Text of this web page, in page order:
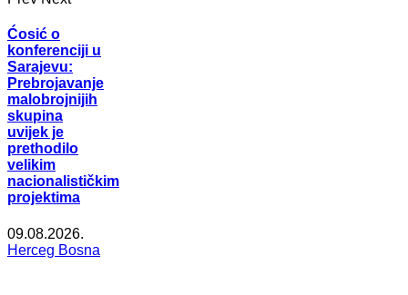
Ćosić o
konferenciji u
Sarajevu:
Prebrojavanje
malobrojnijih
skupina
uvijek je
prethodilo
velikim
nacionalističkim
projektima
09.08.2026.
Herceg Bosna